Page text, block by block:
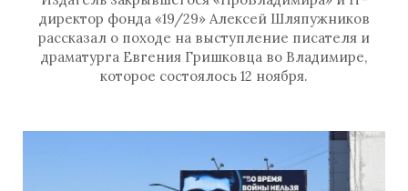
директор фонда «19/29» Алексей Шляпужников
рассказал о походе на выступление писателя и
драматурга Евгения Гришковца во Владимире,
которое состоялось 12 ноября.